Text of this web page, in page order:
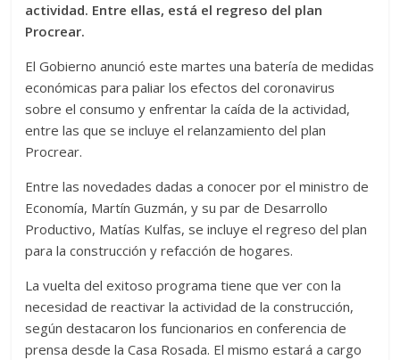
actividad. Entre ellas, está el regreso del plan
Procrear.
El Gobierno anunció este martes una batería de medidas
económicas para paliar los efectos del coronavirus
sobre el consumo y enfrentar la caída de la actividad,
entre las que se incluye el relanzamiento del plan
Procrear.
Entre las novedades dadas a conocer por el ministro de
Economía, Martín Guzmán, y su par de Desarrollo
Productivo, Matías Kulfas, se incluye el regreso del plan
para la construcción y refacción de hogares.
La vuelta del exitoso programa tiene que ver con la
necesidad de reactivar la actividad de la construcción,
según destacaron los funcionarios en conferencia de
prensa desde la Casa Rosada. El mismo estará a cargo